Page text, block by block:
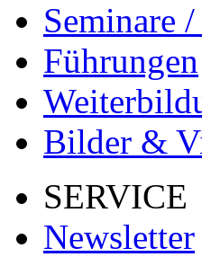
Seminare
Führungen
Bilder &
SERVICE
Newsletter